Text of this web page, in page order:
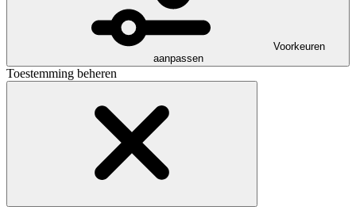
Voorkeuren
aanpassen
Toestemming beheren